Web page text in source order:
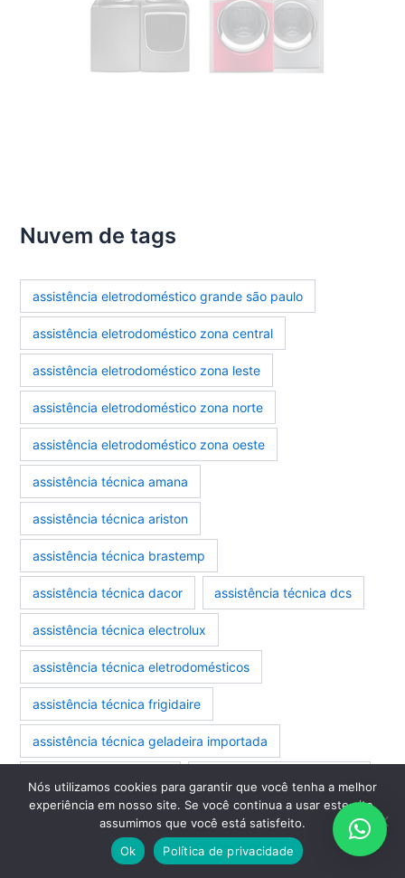
Nuvem de tags
assistência eletrodoméstico grande são paulo
assistência eletrodoméstico zona central
assistência eletrodoméstico zona leste
assistência eletrodoméstico zona norte
assistência eletrodoméstico zona oeste
assistência técnica amana
assistência técnica ariston
assistência técnica brastemp
assistência técnica dacor assistência técnica dcs
assistência técnica electrolux
assistência técnica eletrodomésticos
assistência técnica frigidaire
assistência técnica geladeira importada
assistência técnica ilve
assistência técnica kenmore
assistência técnica kitchenaid
Nós utilizamos cookies para garantir que você tenha a melhor
experiência em nosso site. Se você continua a usar este site,
assumimos que você está satisfeito.
Ok
Política de privacidade